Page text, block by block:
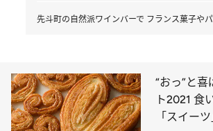
先斗町の自然派ワインバーで フランス菓子や
“おっ”と
ト2021 食
「スイー